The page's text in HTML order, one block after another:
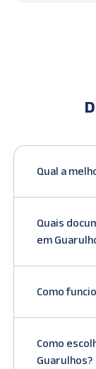
Qual a
Quais
em
Como
Como
Guarulhos?